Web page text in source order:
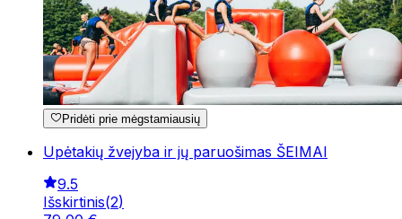
Pridėti prie mėgstamiausių
Upėtakių žvejyba ir jų paruošimas ŠEIMAI
9.5
Išskirtinis(2)